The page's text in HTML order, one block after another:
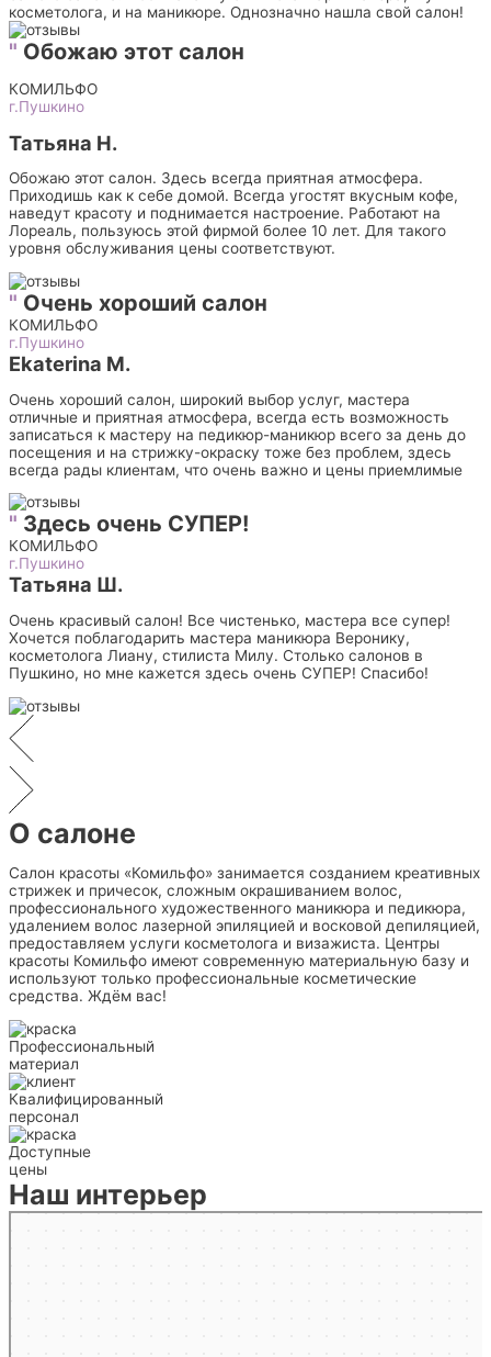
косметолога, и на маникюре. Однозначно нашла свой салон!
" Обожаю этот салон
КОМИЛЬФО
г.Пушкино
Татьяна Н.
Обожаю этот салон. Здесь всегда приятная атмосфера.
Приходишь как к себе домой. Всегда угостят вкусным кофе,
наведут красоту и поднимается настроение. Работают на
Лореаль, пользуюсь этой фирмой более 10 лет. Для такого
уровня обслуживания цены соответствуют.
" Очень хороший салон
КОМИЛЬФО
г.Пушкино
Ekaterina M.
Очень хороший салон, широкий выбор услуг, мастера
отличные и приятная атмосфера, всегда есть возможность
записаться к мастеру на педикюр-маникюр всего за день до
посещения и на стрижку-окраску тоже без проблем, здесь
всегда рады клиентам, что очень важно и цены приемлимые
" Здесь очень СУПЕР!
КОМИЛЬФО
г.Пушкино
Татьяна Ш.
Очень красивый салон! Все чистенько, мастера все супер!
Хочется поблагодарить мастера маникюра Веронику,
косметолога Лиану, стилиста Милу. Столько салонов в
Пушкино, но мне кажется здесь очень СУПЕР! Спасибо!
О салоне
Салон красоты «Комильфо» занимается созданием креативных
стрижек и причесок, сложным окрашиванием волос,
профессионального художественного маникюра и педикюра,
удалением волос лазерной эпиляцией и восковой депиляцией,
предоставляем услуги косметолога и визажиста. Центры
красоты Комильфо имеют современную материальную базу и
используют только профессиональные косметические
средства. Ждём вас!
Профессиональный
материал
Квалифицированный
персонал
Доступные
цены
Наш интерьер